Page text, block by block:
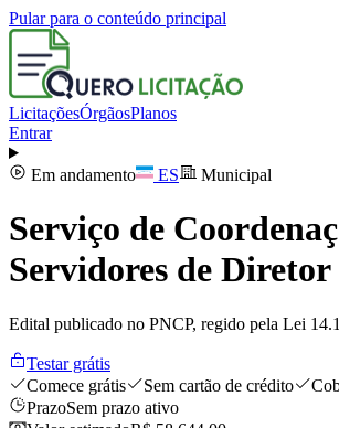
Pular para o conteúdo principal
LicitaçõesÓrgãosPlanos
Entrar
Em andamento ES Municipal
Serviço de
Servidores de
Edital publicado no PNCP, regido pela Lei
Testar grátis
Comece grátis
Sem cartão de crédito
PrazoSem prazo ativo